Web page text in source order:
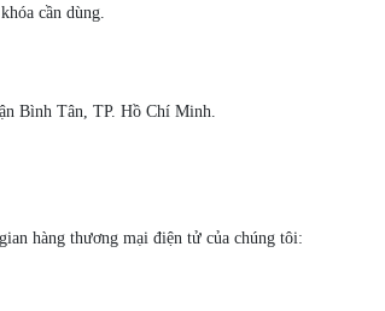
cần dùng.
Bình Tân, TP. Hồ Chí Minh.
hàng thương mại điện tử của chúng tôi: